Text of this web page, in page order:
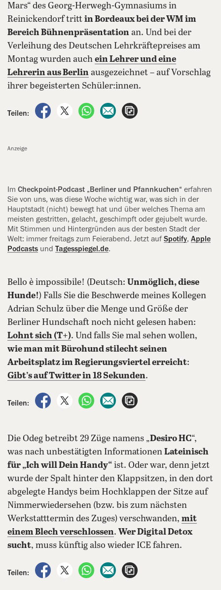
Mars“ des Georg-Herwegh-Gymnasiums in
Reinickendorf tritt in Bordeaux bei der WM im
Bereich Bühnenpräsentation an. Und bei der
Verleihung des Deutschen Lehrkräftepreises am
Montag wurden auch ein Lehrer und eine
Lehrerin aus Berlin ausgezeichnet – auf Vorschlag
ihrer begeisterten Schüler:innen.
Teilen:
auf Facebook teilen
auf X teilenper WhatsApp teilen
per E-Mail teilen
Anzeige
Im Checkpoint-Podcast „Berliner und Pfannkuchen“ erfahren
Sie von uns, was diese Woche wichtig war, was sich in der
Hauptstadt (nicht) bewegt hat und über welches Thema am
meisten gestritten, gelacht, geschimpft oder gejubelt wurde.
Mit Stimmen und Hintergründen aus der besten Stadt der
Welt: immer freitags zum Feierabend. Jetzt auf Spotify, Apple
Podcasts und Tagesspiegel.de.
Bello è impossibile! (Deutsch: Unmöglich, diese
Hunde!) Falls Sie die Beschwerde meines Kollegen
Adrian Schulz über die Menge und Größe der
Berliner Hundschaft noch nicht gelesen haben:
Lohnt sich (T+). Und falls Sie mal sehen wollen,
wie man mit Bürohund stilecht seinen
Arbeitsplatz im Regierungsviertel erreicht:
Gibt’s auf Twitter in 18 Sekunden.
Teilen:
auf Facebook teilen
auf X teilenper WhatsApp teilen
per E-Mail teilen
Die Odeg betreibt 29 Züge namens „Desiro HC“,
was nach unbestätigten Informationen Lateinisch
für „Ich will Dein Handy“ ist. Oder war, denn jetzt
wurde der Spalt hinter den Klappsitzen, in den dort
abgelegte Handys beim Hochklappen der Sitze auf
Nimmerwiedersehen (bzw. bis zum nächsten
Werkstatttermin des Zuges) verschwanden, mit
einem Blech verschlossen. Wer Digital Detox
sucht, muss künftig also wieder ICE fahren.
Teilen:
auf Facebook teilen
auf X teilenper WhatsApp teilen
per E-Mail teilen